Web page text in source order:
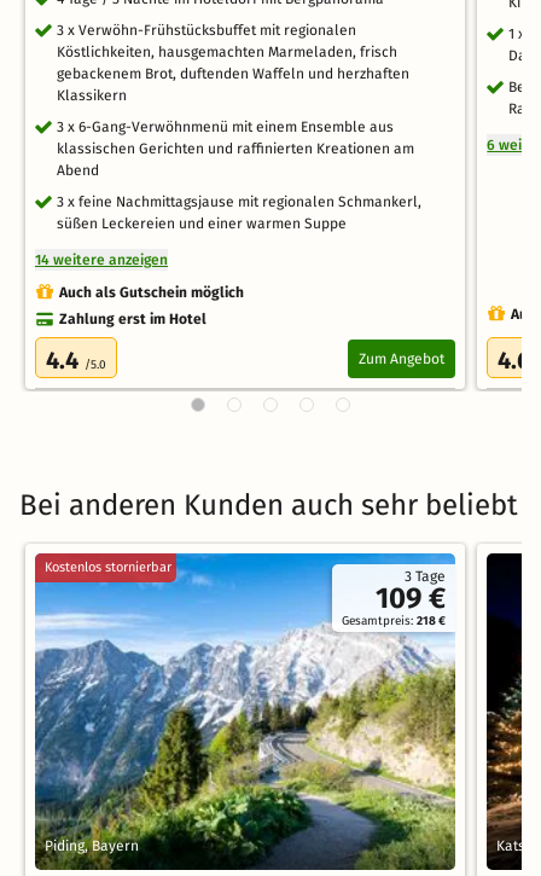
3 x Verwöhn-Frühstücksbuffet mit regionalen
Köstlichkeiten, hausgemachten Marmeladen, frisch
gebackenem Brot, duftenden Waffeln und herzhaften
Klassikern
3 x 6-Gang-Verwöhnmenü mit einem Ensemble aus
klassischen Gerichten und raffinierten Kreationen am
Abend
3 x feine Nachmittagsjause mit regionalen Schmankerl,
süßen Leckereien und einer warmen Suppe
14 weitere anzeigen
Auch als Gutschein möglich
Zahlung erst im Hotel
4.4 /5.0 Zum Angebot
1 x
6
4.6
Bei anderen Kunden auch sehr beliebt
3 Tage
109 €
Gesamtpreis:218 €
Kostenlos stornierbar
Piding, Bayern